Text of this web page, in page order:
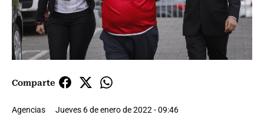
Comparte
Agencias Jueves 6 de enero de 2022 - 09:46